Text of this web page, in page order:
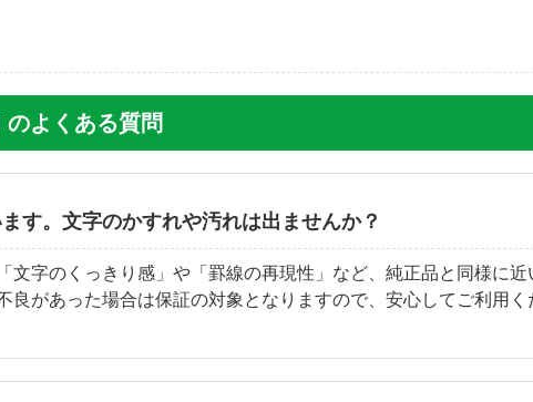
よくある質問
す。文字のかすれや汚れは出ませんか？
文字のくっきり感」や「罫線の再現性」など、純正品と同様に
良があった場合は保証の対象となりますので、安心してご利用く